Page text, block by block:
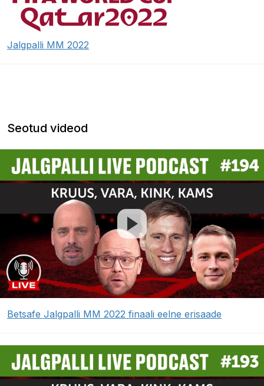
Jalgpalli MM 2022
Seotud videod
Betsafe Jalgpalli MM 2022 finaali eelne erisaade